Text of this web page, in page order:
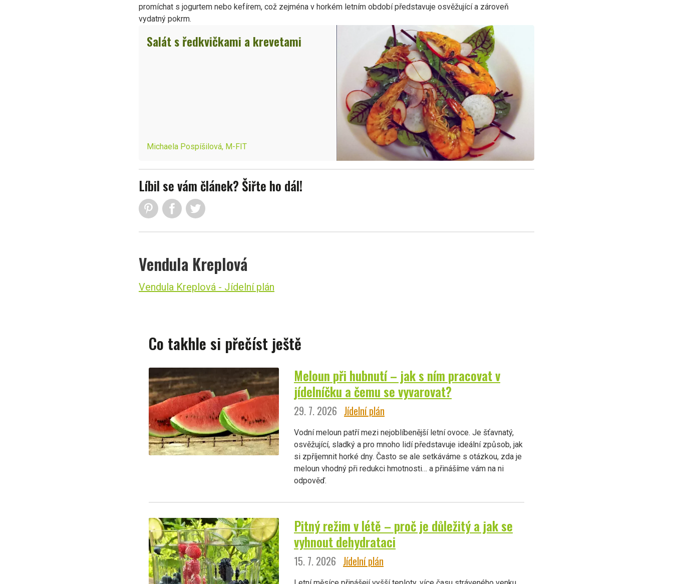
promíchat s jogurtem nebo kefírem, což zejména v horkém letním období představuje osvěžující a zároveň
vydatný pokrm.
Salát s ředkvičkami a krevetami
Michaela Pospíšilová, M-FIT
Líbil se vám článek? Šiřte ho dál!
Vendula Kreplová
Vendula Kreplová - Jídelní plán
Co takhle si přečíst ještě
Meloun při hubnutí – jak s ním pracovat v
jídelníčku a čemu se vyvarovat?
29. 7. 2026 Jídelní plán
Vodní meloun patří mezi nejoblíbenější letní ovoce. Je šťavnatý,
osvěžující, sladký a pro mnoho lidí představuje ideální způsob, jak
si zpříjemnit horké dny. Často se ale setkáváme s otázkou, zda je
meloun vhodný při redukci hmotnosti… a přinášíme vám na ni
odpověď.
Pitný režim v létě – proč je důležitý a jak se
vyhnout dehydrataci
15. 7. 2026 Jídelní plán